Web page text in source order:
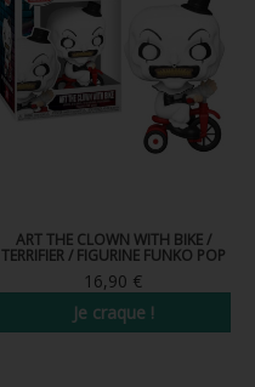
ART THE CLOWN WITH BIKE /
TERRIFIER / FIGURINE FUNKO POP
16,90 €
Je craque !